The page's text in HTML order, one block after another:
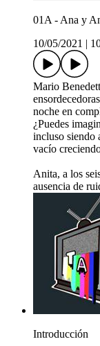
01A - Ana y
10/05/2021
Mario
noche en
¿Puedes
incluso siendo
vacío
Anita, a los
ausencia de
Introducción